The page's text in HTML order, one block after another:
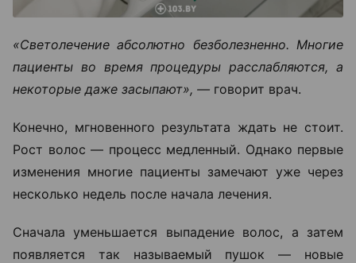
«Светолечение абсолютно безболезненно. Многие
пациенты во время процедуры расслабляются, а
некоторые даже засыпают», — говорит врач.
Конечно, мгновенного результата ждать не стоит.
Рост волос — процесс медленный. Однако первые
изменения многие пациенты замечают уже через
несколько недель после начала лечения.
Сначала уменьшается выпадение волос, а затем
появляется так называемый пушок — новые